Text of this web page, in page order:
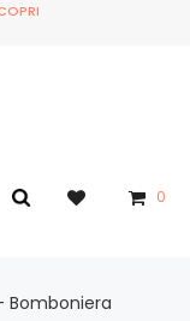
0
Bomboniera